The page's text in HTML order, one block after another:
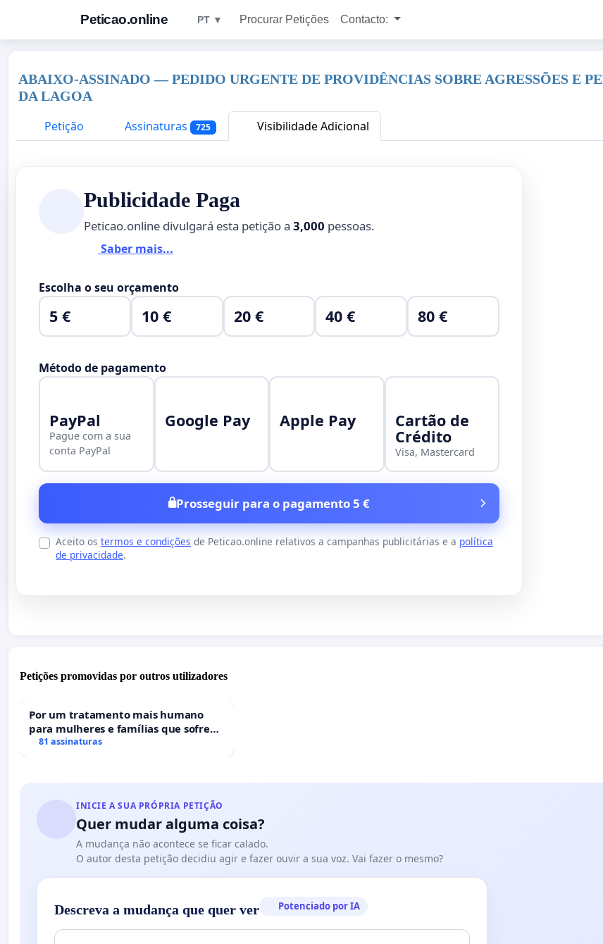
Peticao.online PT ▼ Procurar Petições Contacto:
ABAIXO-ASSINADO — PEDIDO URGENTE DE PROVIDÊNCIAS SOBRE AGRESSÕES E
DA LAGOA
Petição
Assinaturas 725 Visibilidade Adicional
Publicidade Paga
Peticao.online divulgará esta petição a 3,000 pessoas.
Saber mais...
Escolha o seu orçamento
5 € 10 € 20 € 40 € 80 €
Método de pagamento
PayPal
Pague com a sua
conta PayPal
Google Pay Apple Pay Cartão de
Crédito
Visa, Mastercard
Prosseguir para o pagamento 5 €
Aceito os termos e condições de Peticao.online relativos a campanhas publicitárias e a política
de privacidade.
Petições promovidas por outros utilizadores
Por um tratamento mais humano
para mulheres e famílias que sofrem
uma perda gestacional nos hospitais
81 assinaturas
INICIE A SUA PRÓPRIA PETIÇÃO
Quer mudar alguma coisa?
A mudança não acontece se ficar calado.
O autor desta petição decidiu agir e fazer ouvir a sua voz. Vai fazer o mesmo?
Descreva a mudança que quer ver Potenciado por IA